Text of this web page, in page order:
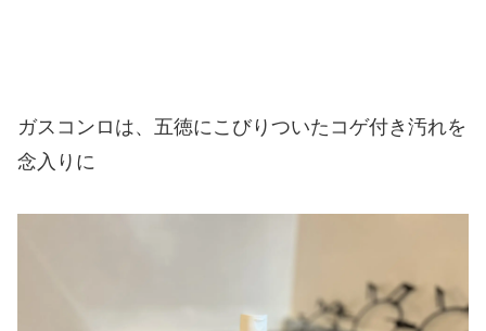
ガスコンロは、五徳にこびりついたコゲ付き汚れを
念入りに